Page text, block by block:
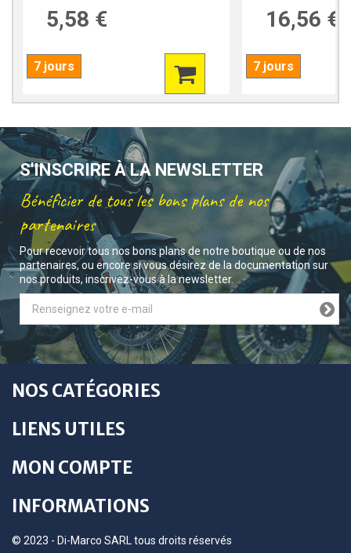
5,58 €
7 jours
16,56 €
7 jours
S'INSCRIRE À LA NEWSLETTER
Bénéficier de tous les bons plans de nos
partenaires
Pour recevoir tous nos bons plans de notre boutique ou de nos
partenaires, ou encore si vous désirez de la documentation sur
nos produits, inscrivez-vous à la newsletter.
NOS CATÉGORIES
LIENS UTILES
MON COMPTE
INFORMATIONS
© 2023 - Di-Marco SARL tous droits réservés